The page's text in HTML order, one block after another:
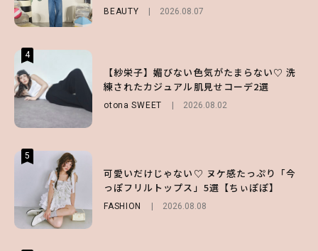
BEAUTY 2026.08.07
4
【紗栄子】媚びない色気がたまらない♡ 洗
練されたカジュアル肌見せコーデ2選
otona SWEET 2026.08.02
5
可愛いだけじゃない♡ ヌケ感たっぷり「今
っぽフリルトップス」5選【ちぃぽぽ】
FASHION 2026.08.08
LIFESTYLE 2026.07.31
4
【SNIDEL】長濱ねるとロマンティックトラ
ッドな秋はじめ｜2026秋の新作コーデ4選
FASHION Sponsored 2026.07.10
5
【ALD1】グループの魅力＆素顔に迫る♡ 一
問一答をお届け！【sweet web独占】
ENTERTAINMENT 2026.08.03
FASHION 2026.07.19
4
【ハローキティ】がスシローと初コラボ♡
第1弾の気になるメニュー＆限定グッズを総
チェック！
2026.07.31
5
【夏ヘアのくずれ・うねりに】ヘアメイク夢
月直伝♡ ドライシャンプー「バティスト」
を使ったプロ級スタイリング3選
Sponsored